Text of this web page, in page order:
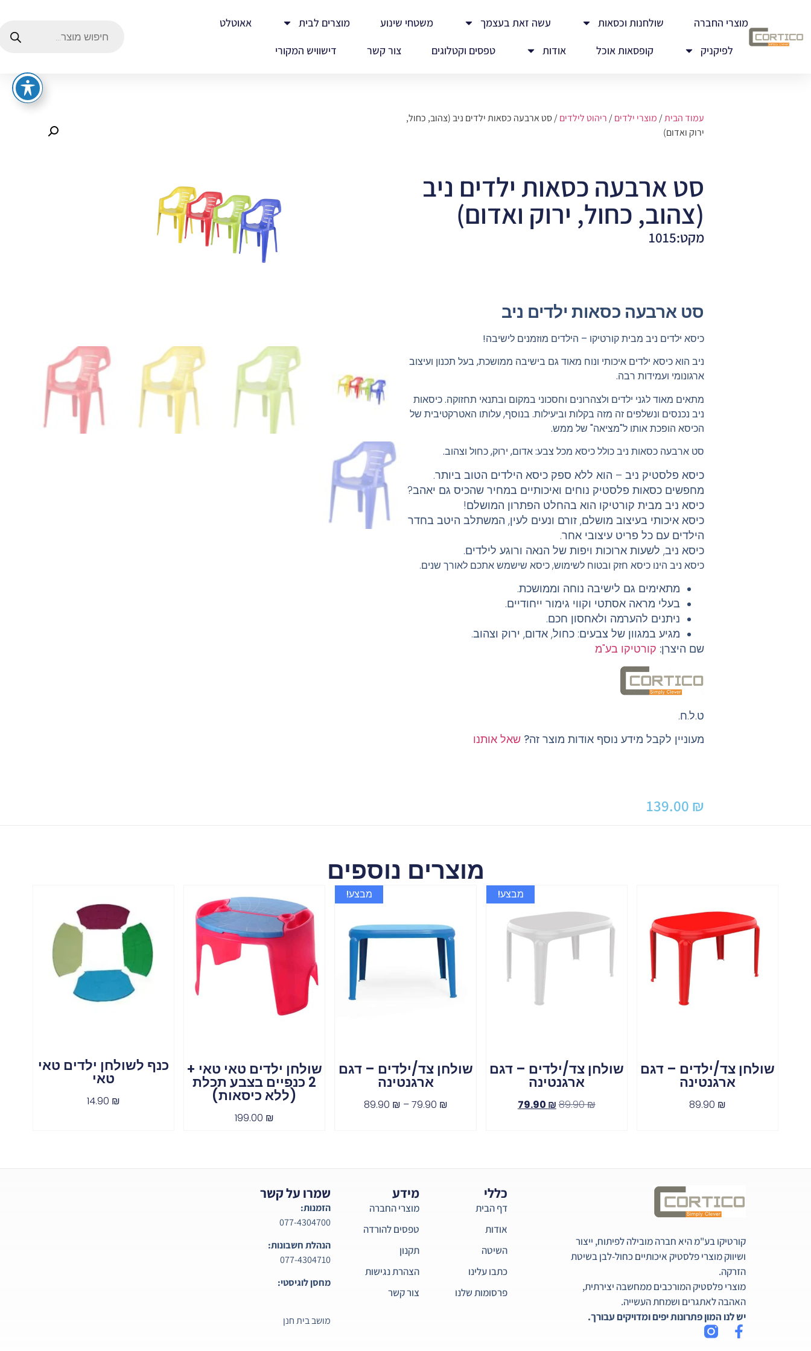
מוצרי החברה שולחנות וכסאות עשה זאת בעצמך משטחי שינוע מוצרים לבית
אאוטלט
לפיקניק
קופסאות אוכל אודות טפסים וקטלוגים צור קשר דישוויש המקורי
עמוד הבית/ מוצרי ילדים/ ריהוט לילדים/ סט ארבעה כסאות ילדים ניב (צהוב, כחול,
ירוק ואדום)
סט ארבעה כסאות ילדים ניב
(צהוב, כחול, ירוק ואדום)
מקט:1015
סט ארבעה כסאות ילדים ניב
כיסא ילדים ניב מבית קורטיקו – הילדים מוזמנים לישיבה!
ניב הוא כיסא ילדים איכותי ונוח מאוד גם בישיבה ממושכת, בעל תכנון ועיצוב
ארגונומי ועמידות רבה.
מתאים מאוד לגני ילדים ולצהרונים וחסכוני במקום ובתנאי תחזוקה. כיסאות
ניב נכנסים ונשלפים זה מזה בקלות וביעילות. בנוסף, עלותו האטרקטיבית של
הכיסא הופכת אותו ל"מציאה" של ממש.
סט ארבעה כסאות ניב כולל כיסא מכל צבע: אדום, ירוק, כחול וצהוב.
כיסא פלסטיק ניב – הוא ללא ספק כיסא הילדים הטוב ביותר.
מחפשים כסאות פלסטיק נוחים ואיכותיים במחיר שהכיס גם יאהב?
כיסא ניב מבית קורטיקו הוא בהחלט הפתרון המושלם!
כיסא איכותי בעיצוב מושלם, זורם ונעים לעין, המשתלב היטב בחדר
הילדים עם כל פריט עיצובי אחר.
כיסא ניב, לשעות ארוכות ויפות של הנאה ורוגע לילדים.
כיסא ניב הינו כיסא חזק ובטוח לשימוש, כיסא שישמש אתכם לאורך שנים.
מתאימים גם לישיבה נוחה וממושכת.
בעלי מראה אסתטי וקווי גימור ייחודיים.
ניתנים להערמה ולאחסון חכם.
מגיע במגוון של צבעים: כחול, אדום, ירוק וצהוב.
שם היצרן: קורטיקו בע"מ
ט.ל.ח.
מעוניין לקבל מידע נוסף אודות מוצר זה?שאל אותנו
139.00 ₪
מוצרים נוספים
שולחן צד/ילדים – דגם
ארגנטינה
89.90 ₪
מבצע!
שולחן צד/ילדים – דגם
ארגנטינה
89.90₪
79.90 ₪
מבצע!
שולחן צד/ילדים – דגם
ארגנטינה
79.90 ₪
–
89.90 ₪
שולחן ילדים טאי טאי +
2 כנפיים בצבע תכלת
(ללא כיסאות)
199.00 ₪
כנף לשולחן ילדים טאי
טאי
14.90 ₪
קורטיקו בע"מ היא חברה מובילה לפיתוח, ייצור
ושיווק מוצרי פלסטיק איכותיים כחול-לבן בשיטת
הזרקה.
מוצרי פלסטיק המורכבים ממחשבה יצירתית,
האהבה לאתגרים ושמחת העשייה.
יש לנו המון פתרונות יפים ומדויקים עבורך.
כללי
דף הבית
אודות
השיטה
כתבו עלינו
פרסומות שלנו
מידע
מוצרי החברה
טפסים להורדה
תקנון
הצהרת נגישות
צור קשר
שמרו על קשר
הזמנות:
077-4304700
הנהלת חשבונות:
077-4304710
מחסן לוגיסטי:
מושב בית חנן